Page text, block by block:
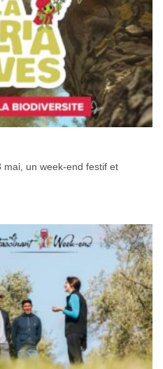
mai, un week-end festif et